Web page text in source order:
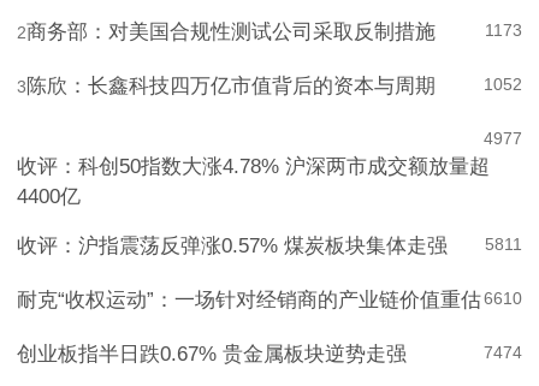
1173
2商务部：对美国合规性测试公司采取反制措施
1052
3 陈欣：长鑫科技四万亿市值背后的资本与周期
977
4
收评：科创50指数大涨4.78% 沪深两市成交额放量超
4400亿
811
5
收评：沪指震荡反弹涨0.57% 煤炭板块集体走强
610
6
耐克“收权运动”：一场针对经销商的产业链价值重估
474
7
创业板指半日跌0.67% 贵金属板块逆势走强